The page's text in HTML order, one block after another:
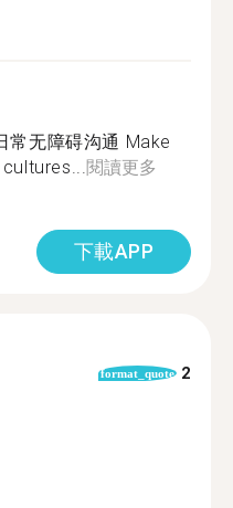
常无障碍沟通 Make
閱讀更多
下載APP
format_quote 2